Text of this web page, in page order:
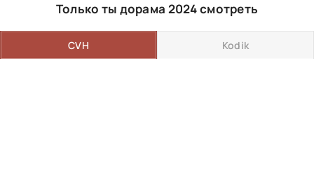
Только ты дорама 2024 смотреть
CVH Kodik